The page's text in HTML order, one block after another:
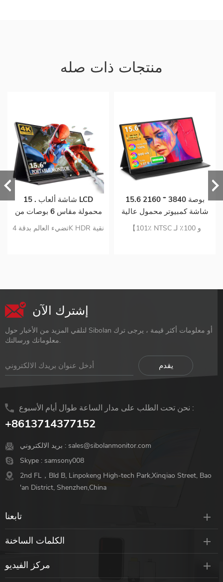
منتجات ذات صله
15 . شاشة ألعاب LCD
محمولة مقاس 6 بوصات من
النوع C مقاس 6 بوصات
تضيء العالم بدقة 4K HDR نقية
شاشة ذكي
15.6 بوصة 3840 * 2160
شاشة كمبيوتر محمول عالية
الدقة تعمل باللمس من النوع
【101٪ NTSC و 100٪ لـ
【التوصيل والتشغيل ، منفذ
شاشات الكمبيوتر ؛ 【تصميم
محمول ، جراب واقٍ وحامل
الألومنيوم الخفيف ، مضاد
للسقوط وتبديد سريع للحرارة ،
إشترك الآن
لتلقي المزيد من الأخبار حول Sibolan أو معلومات أكثر قيمة ، يرجى ترك
معلوماتك ورسالتك.
نحن تحت الطلب على مدار الساعة طوال أيام الأسبوع :
+8613714377152
بريد الالكتروني : sales@sibolanmonitor.com
Skype : samsony008
2nd FL，Bld B, Linpokeng High-tech Park,Xinqiao Street, Bao
'an District, Shenzhen,China
تابعنا
الكلمات الساخنة
مركز الفيديو